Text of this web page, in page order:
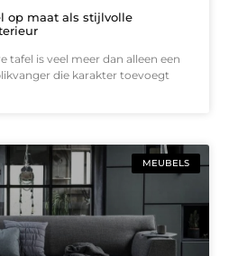
op maat als stijlvolle
tafel is veel meer dan alleen een
die karakter toevoegt
MEUBELS